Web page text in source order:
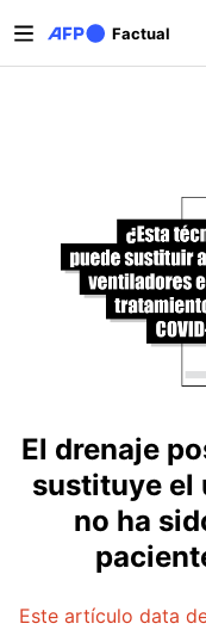
Factual
Solapas
El drenaje
sustituye el
no ha
Este artículo data